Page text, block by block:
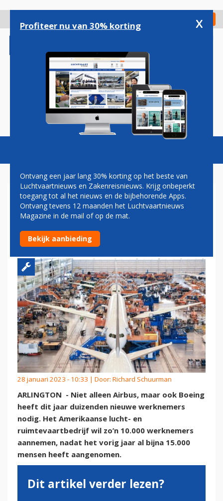
gaan
Check in
Magazine Podcasts Vacatures
OOK BOEING HEEFT MEER
'HANDJES' NODIG EN WERFT
10.000 EXTRA WERKNEMERS
28 januari 2023 - 10:33 | Door: Richard Schuurman
ARLINGTON - Niet alleen Airbus, maar ook Boeing
heeft dit jaar duizenden nieuwe werknemers
nodig. Het Amerikaanse lucht- en
ruimtevaartbedrijf wil zo’n 10.000 werknemers
aannemen, nadat het vorig jaar al bijna 15.000
mensen heeft aangenomen.
Dit artikel verder lezen?
Profiteer nu van 30% korting x
Ontvang een jaar lang 30% korting op het beste van
Luchtvaartnieuws en Zakenreisnieuws. Krijg onbeperkt
toegang tot al het nieuws en de bijbehorende Apps.
Ontvang tevens 12 maanden het Luchtvaartnieuws
Magazine in de mail of op de mat.
Bekijk aanbieding